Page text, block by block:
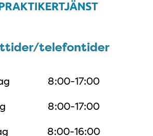
telefontider
telefontider
8:00-17:00
8:00-17:00
8:00-16:00